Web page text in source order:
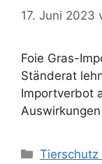
17. Juni 2023
Foie Gras-
Ständerat
Importverbot
K
Tierschutz